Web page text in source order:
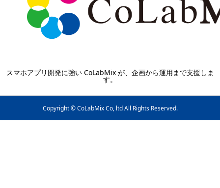
スマホアプリ開発に強い CoLabMix が、企画から運用まで支援しま
す。
Copyright © CoLabMix Co, ltd All Rights Reserved.